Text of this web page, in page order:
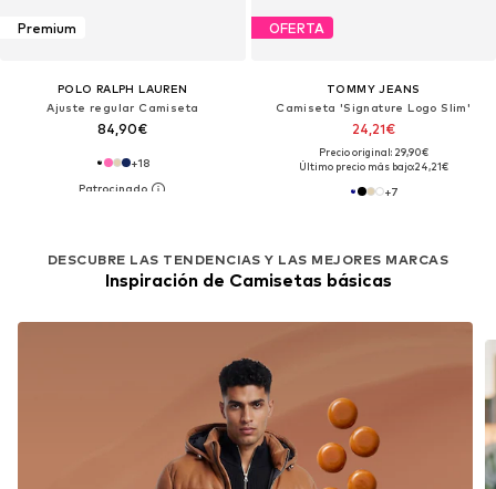
Premium
POLO RALPH LAUREN
Ajuste regular Camiseta
84,90€
+18
OFERTA
TOMMY JEANS
Camiseta 'Signature Logo Slim'
24,21€
Precio original: 29,90€
Último precio más bajo:24,21€
+7
DESCUBRE LAS TENDENCIAS Y LAS MEJORES MARCAS
Inspiración de Camisetas básicas